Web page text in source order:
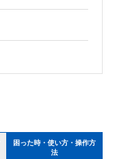
困った時・使い方・操作方
法